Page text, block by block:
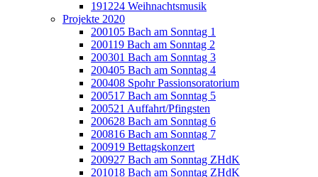
191224 Weihnachtsmusik
Projekte 2020
200105 Bach am Sonntag 1
200119 Bach am Sonntag 2
200301 Bach am Sonntag 3
200405 Bach am Sonntag 4
200408 Spohr Passionsoratorium
200517 Bach am Sonntag 5
200521 Auffahrt/Pfingsten
200628 Bach am Sonntag 6
200816 Bach am Sonntag 7
200919 Bettagskonzert
200927 Bach am Sonntag ZHdK
201018 Bach am Sonntag ZHdK